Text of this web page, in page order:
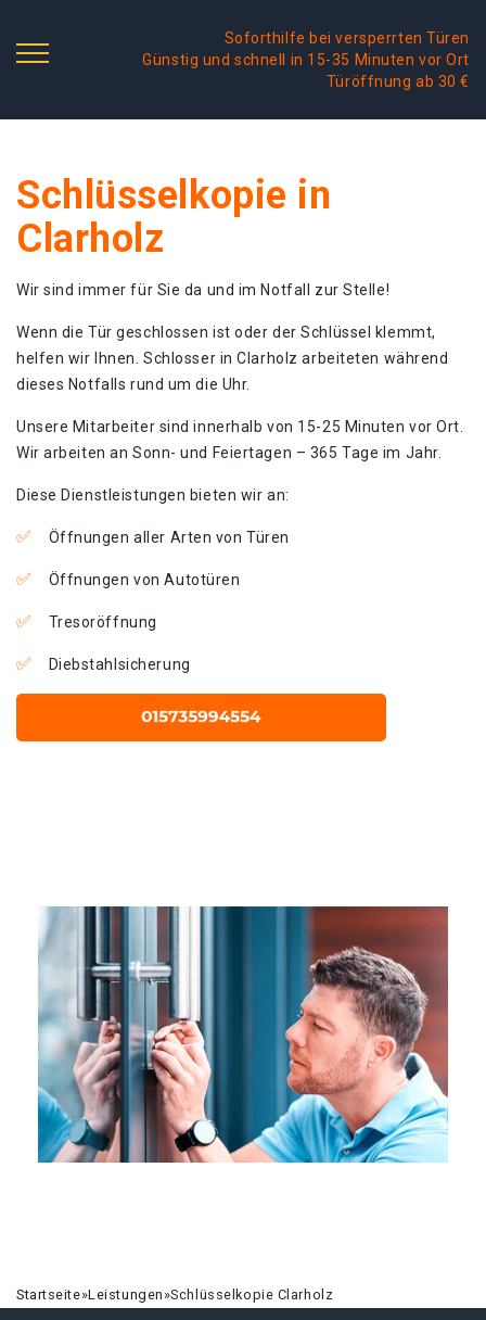
Soforthilfe bei versperrten Türen
Günstig und schnell in 15-35 Minuten vor Ort
Türöffnung ab 30 €
Schlüsselkopie in
Clarholz
Wir sind immer für Sie da und im Notfall zur Stelle!
Wenn die Tür geschlossen ist oder der Schlüssel klemmt,
helfen wir Ihnen. Schlosser in Clarholz arbeiteten während
dieses Notfalls rund um die Uhr.
Unsere Mitarbeiter sind innerhalb von 15-25 Minuten vor Ort.
Wir arbeiten an Sonn- und Feiertagen – 365 Tage im Jahr.
Diese Dienstleistungen bieten wir an:
Öffnungen aller Arten von Türen
Öffnungen von Autotüren
Tresoröffnung
Diebstahlsicherung
Startseite»Leistungen»Schlüsselkopie Clarholz